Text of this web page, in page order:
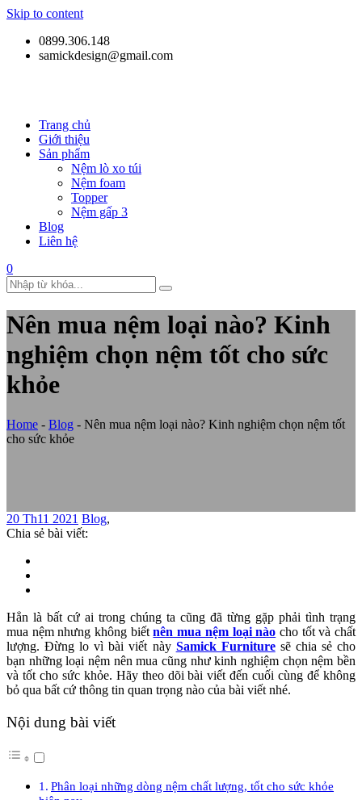
Skip to content
0899.306.148
samickdesign@gmail.com
Trang chủ
Giới thiệu
Sản phẩm
Nệm lò xo túi
Nệm foam
Topper
Nệm gấp 3
Blog
Liên hệ
0
Nên mua nệm loại nào? Kinh
nghiệm chọn nệm tốt cho sức
khỏe
Home - Blog - Nên mua nệm loại nào? Kinh nghiệm chọn nệm tốt
cho sức khỏe
20 Th11 2021 Blog,
Chia sẻ bài viết:
Hẳn là bất cứ ai trong chúng ta cũng đã từng gặp phải tình trạng
mua nệm nhưng không biếtnên mua nệm loại nào cho tốt và chất
lượng. Đừng lo vì bài viết này Samick Furnituresẽ chia sẻ cho
bạn những loại nệm nên mua cũng như kinh nghiệm chọn nệm bền
và tốt cho sức khỏe. Hãy theo dõi bài viết đến cuối cùng để không
bỏ qua bất cứ thông tin quan trọng nào của bài viết nhé.
Nội dung bài viết
Phân loại những dòng nệm chất lượng, tốt cho sức khỏe